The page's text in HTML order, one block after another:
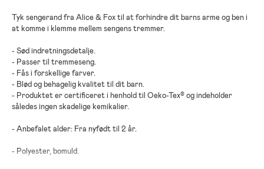
Tyk sengerand fra Alice & Fox til at forhindre dit barns arme og ben i
at komme i klemme mellem sengens tremmer.
- Sød indretningsdetalje.
- Passer til tremmeseng.
- Fås i forskellige farver.
- Blød og behagelig kvalitet til dit barn.
- Produktet er certificeret i henhold til Oeko-Tex® og indeholder
således ingen skadelige kemikalier.
- Anbefalet alder: Fra nyfødt til 2 år.
- Polyester, bomuld.